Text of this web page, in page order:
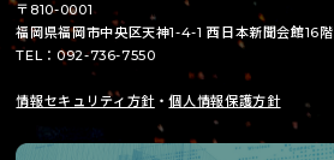
〒810-0001
福岡県福岡市中央区天神1-4-1 西日本新聞会館16階
TEL：092-736-7550
情報セキュリティ方針・個人情報保護方針